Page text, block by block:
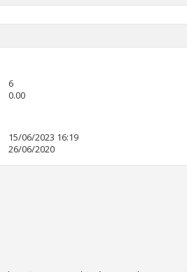
6
0.00
15/06/2023 16:19
26/06/2020